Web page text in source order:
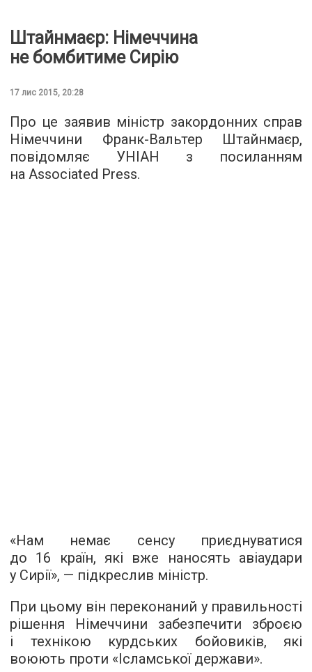
Штайнмаєр: Німеччина
не бомбитиме Сирію
17 лис 2015, 20:28
Про це заявив міністр закордонних справ
Німеччини Франк-Вальтер Штайнмаєр,
повідомляє УНІАН з посиланням
на Associated Press.
«Нам немає сенсу приєднуватися
до 16 країн, які вже наносять авіаудари
у Сирії», — підкреслив міністр.
При цьому він переконаний у правильності
рішення Німеччини забезпечити зброєю
і технікою курдських бойовиків, які
воюють проти «Ісламської держави».